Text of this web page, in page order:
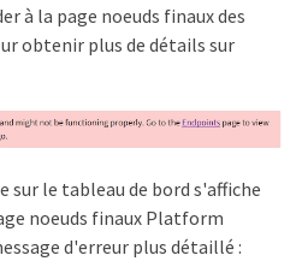
à la page noeuds finaux des
obtenir plus de détails sur
sur le tableau de bord s'affiche
noeuds finaux Platform
d'erreur plus détaillé :